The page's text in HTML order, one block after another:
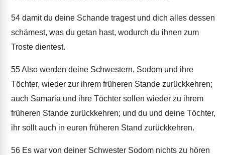
54 damit du deine Schande tragest und dich alles dessen
schämest, was du getan hast, wodurch du ihnen zum
Troste dientest.
55Also werden deine Schwestern, Sodom und ihre
Töchter, wieder zur ihrem früheren Stande zurückkehren;
auch Samaria und ihre Töchter sollen wieder zu ihrem
früheren Stande zurückkehren; und du und deine Töchter,
ihr sollt auch in euren früheren Stand zurückkehren.
56 Es war von deiner Schwester Sodom nichts zu hören